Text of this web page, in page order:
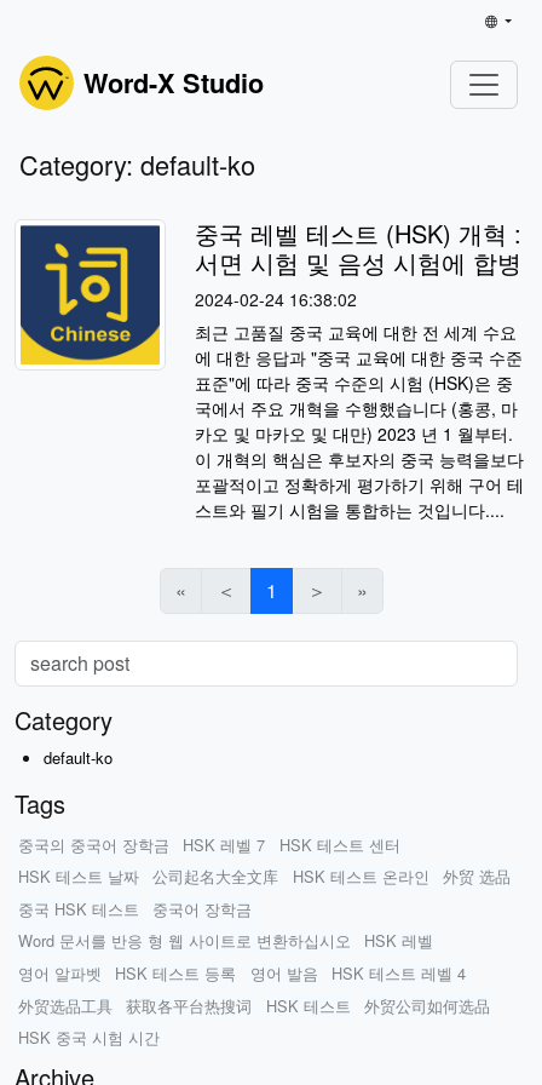
Word-X Studio
Category: default-ko
중국 레벨 테스트 (HSK) 개혁 :
서면 시험 및 음성 시험에 합병
2024-02-24 16:38:02
최근 고품질 중국 교육에 대한 전 세계 수요
에 대한 응답과 "중국 교육에 대한 중국 수준
표준"에 따라 중국 수준의 시험 (HSK)은 중
국에서 주요 개혁을 수행했습니다 (홍콩, 마
카오 및 마카오 및 대만) 2023 년 1 월부터.
이 개혁의 핵심은 후보자의 중국 능력을보다
포괄적이고 정확하게 평가하기 위해 구어 테
스트와 필기 시험을 통합하는 것입니다....
« ＜ 1 ＞ »
Category
default-ko
Tags
중국의 중국어 장학금 HSK 레벨 7
HSK 테스트 센터
HSK 테스트 날짜
公司起名大全文库 HSK 테스트 온라인
外贸 选品
중국 HSK 테스트
중국어 장학금
Word 문서를 반응 형 웹 사이트로 변환하십시오
HSK 레벨
영어 알파벳
HSK 테스트 등록 영어 발음
HSK 테스트 레벨 4
外贸选品工具
获取各平台热搜词 HSK 테스트
外贸公司如何选品
HSK 중국 시험 시간
Archive